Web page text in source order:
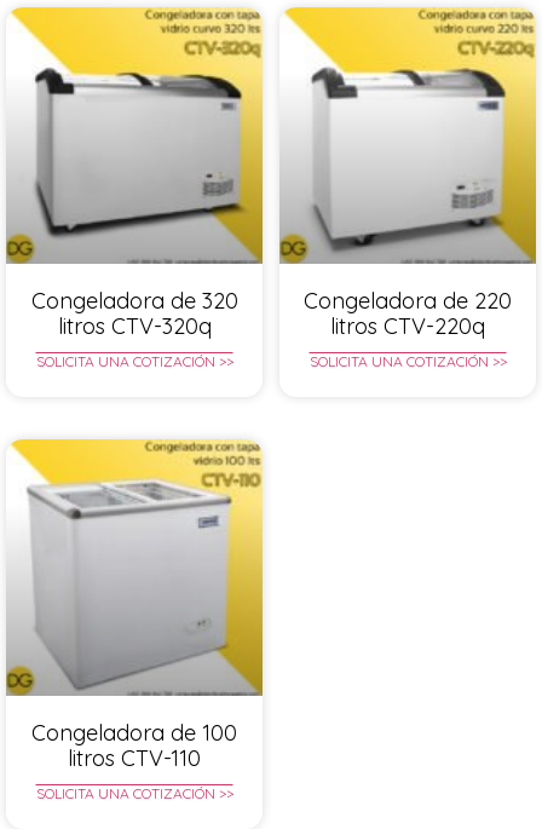
Congeladora de 320
litros CTV-320q
SOLICITA UNA COTIZACIÓN >>
Congeladora de 220
litros CTV-220q
SOLICITA UNA COTIZACIÓN >>
Congeladora de 100
litros CTV-110
SOLICITA UNA COTIZACIÓN >>